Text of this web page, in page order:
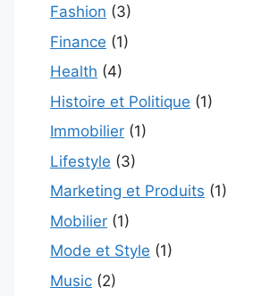
Fashion (3)
Finance (1)
Health (4)
Histoire et Politique (1)
Immobilier (1)
Lifestyle (3)
Marketing et Produits (1)
Mobilier (1)
Mode et Style (1)
Music (2)